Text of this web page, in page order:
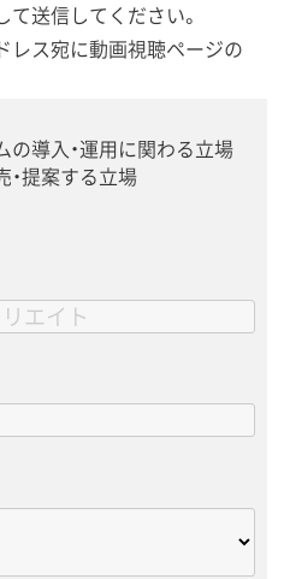
送信してください。
レス宛に動画視聴ページの
の導入・運用に関わる立場
提案する立場